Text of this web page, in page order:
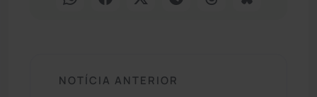
NOTÍCIA ANTERIOR